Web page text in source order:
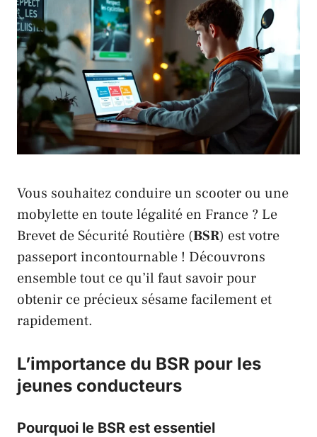
Vous souhaitez conduire un scooter ou une
mobylette en toute légalité en France ? Le
Brevet de Sécurité Routière (BSR) est votre
passeport incontournable ! Découvrons
ensemble tout ce qu’il faut savoir pour
obtenir ce précieux sésame facilement et
rapidement.
L’importance du BSR pour les
jeunes conducteurs
Pourquoi le BSR est essentiel